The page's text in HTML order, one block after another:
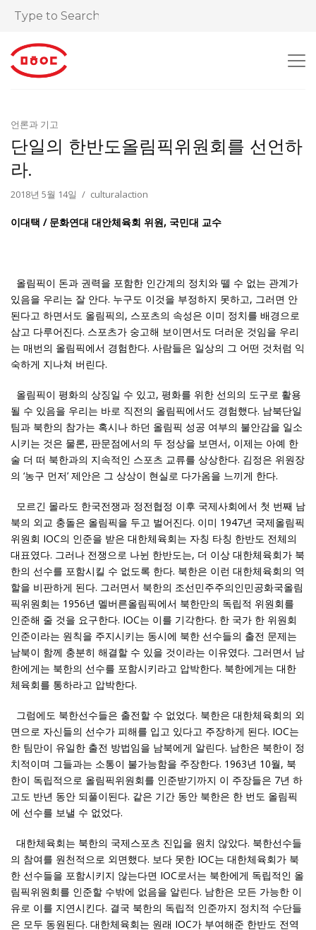
언론과 기고
단일의 한반도올림픽위원회를 선언하
라.
2018년 5월 14일 culturalaction
이대택 / 문화연대 대안체육회 위원, 국민대 교수
올림픽이 돈과 권력을 포함한 인간계의 정치와 뗄 수 없는 관계가
있음을 우리는 잘 안다. 누구도 이것을 부정하지 못하고, 그러면 안
된다고 하면서도 올림픽의, 스포츠의 속성은 이미 정치를 배경으로
삼고 다루어진다. 스포츠가 숭고해 보이면서도 더러운 것임을 우리
는 매번의 올림픽에서 경험한다. 사람들은 일상의 그 어떤 것처럼 익
숙하게 지나쳐 버린다.
올림픽이 평화의 상징일 수 있고, 평화를 위한 선의의 도구로 활용
될 수 있음을 우리는 바로 직전의 올림픽에서도 경험했다. 남북단일
팀과 북한의 참가는 혹시나 하던 올림픽 성공 여부의 불안감을 일소
시키는 것은 물론, 판문점에서의 두 정상을 보면서, 이제는 아예 한
술 더 떠 북한과의 지속적인 스포츠 교류를 상상한다. 김정은 위원장
의 ‘농구 먼저’ 제안은 그 상상이 현실로 다가옴을 느끼게 한다.
모르긴 몰라도 한국전쟁과 정전협정 이후 국제사회에서 첫 번째 남
북의 외교 충돌은 올림픽을 두고 벌어진다. 이미 1947년 국제올림픽
위원회 IOC의 인준을 받은 대한체육회는 자칭 타칭 한반도 전체의
대표였다. 그러나 전쟁으로 나뉜 한반도는, 더 이상 대한체육회가 북
한의 선수를 포함시킬 수 없도록 한다. 북한은 이런 대한체육회의 역
할을 비판하게 된다. 그러면서 북한의 조선민주주의인민공화국올림
픽위원회는 1956년 멜버른올림픽에서 북한만의 독립적 위원회를
인준해 줄 것을 요구한다. IOC는 이를 기각한다. 한 국가 한 위원회
인준이라는 원칙을 주지시키는 동시에 북한 선수들의 출전 문제는
남북이 함께 충분히 해결할 수 있을 것이라는 이유였다. 그러면서 남
한에게는 북한의 선수를 포함시키라고 압박한다. 북한에게는 대한
체육회를 통하라고 압박한다.
그럼에도 북한선수들은 출전할 수 없었다. 북한은 대한체육회의 외
면으로 자신들의 선수가 피해를 입고 있다고 주장하게 된다. IOC는
한 팀만이 유일한 출전 방법임을 남북에게 알린다. 남한은 북한이 정
치적이며 그들과는 소통이 불가능함을 주장한다. 1963년 10월, 북
한이 독립적으로 올림픽위원회를 인준받기까지 이 주장들은 7년 하
고도 반년 동안 되풀이된다. 같은 기간 동안 북한은 한 번도 올림픽
에 선수를 보낼 수 없었다.
대한체육회는 북한의 국제스포츠 진입을 원치 않았다. 북한선수들
의 참여를 원천적으로 외면했다. 보다 못한 IOC는 대한체육회가 북
한 선수들을 포함시키지 않는다면 IOC로서는 북한에게 독립적인 올
림픽위원회를 인준할 수밖에 없음을 알린다. 남한은 모든 가능한 이
유로 이를 지연시킨다. 결국 북한의 독립적 인준까지 정치적 수단들
은 모두 동원된다. 대한체육회는 원래 IOC가 부여해준 한반도 전역